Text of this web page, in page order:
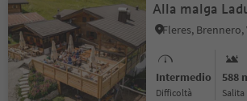
Alla malga
Fleres,
Intermedio
Difficoltà
588
Salita